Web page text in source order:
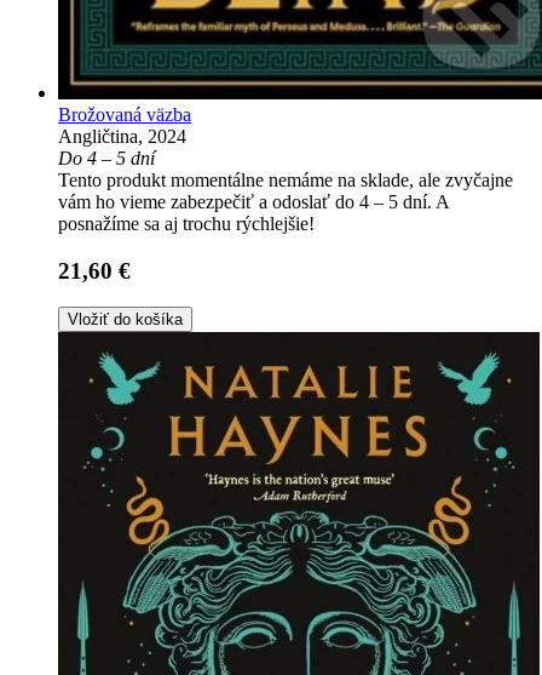
Brožovaná väzba
Angličtina, 2024
Do 4 – 5 dní
Tento produkt momentálne nemáme na sklade, ale zvyčajne
vám ho vieme zabezpečiť a odoslať do 4 – 5 dní. A
posnažíme sa aj trochu rýchlejšie!
21,60 €
Vložiť do košíka